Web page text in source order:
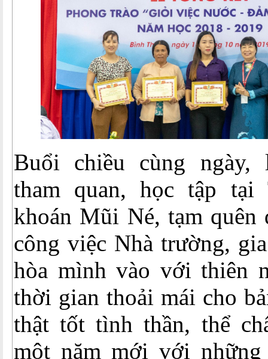
Buổi chiều cùng ngày,
tham quan, học tập tại
khoán Mũi Né, tạm
công việc Nhà trường,
hòa mình vào với thiên
thời gian thoải mái cho
thật tốt tình thần, thể
một năm mới với